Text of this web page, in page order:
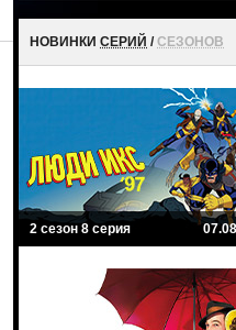
НОВИНКИ СЕРИЙ /СЕЗОНОВ
2 сезон 8 серия